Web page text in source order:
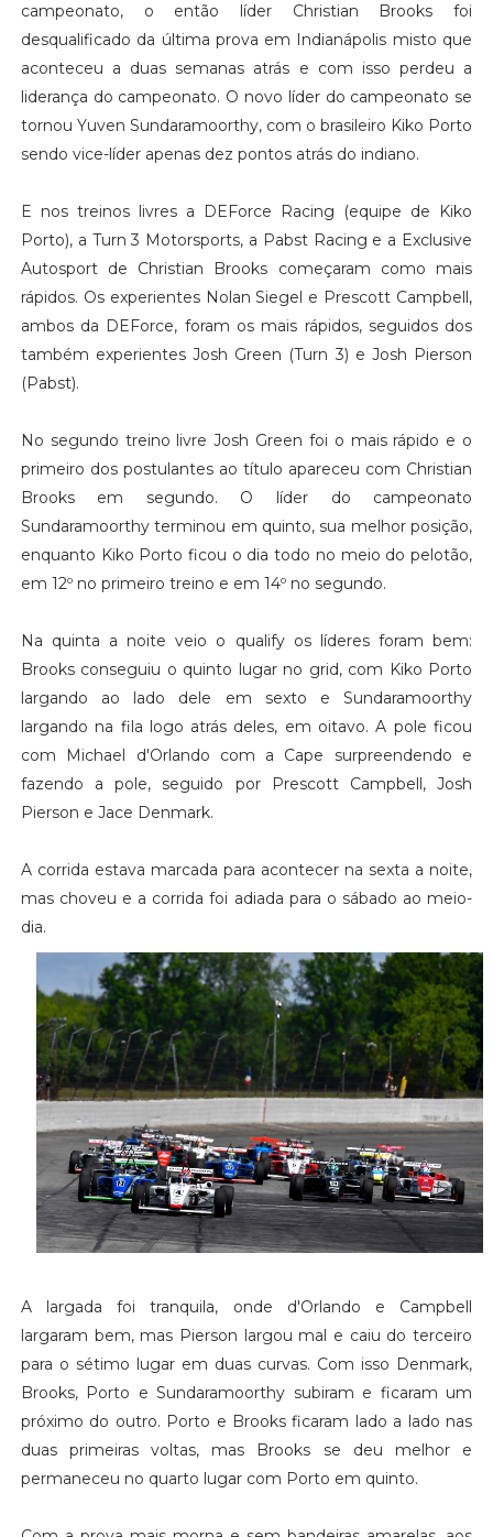
campeonato, o então líder Christian Brooks foi
desqualificado da última prova em Indianápolis misto que
aconteceu a duas semanas atrás e com isso perdeu a
liderança do campeonato. O novo líder do campeonato se
tornou Yuven Sundaramoorthy, com o brasileiro Kiko Porto
sendo vice-líder apenas dez pontos atrás do indiano.
E nos treinos livres a DEForce Racing (equipe de Kiko
Porto), a Turn 3 Motorsports, a Pabst Racing e a Exclusive
Autosport de Christian Brooks começaram como mais
rápidos. Os experientes Nolan Siegel e Prescott Campbell,
ambos da DEForce, foram os mais rápidos, seguidos dos
também experientes Josh Green (Turn 3) e Josh Pierson
(Pabst).
No segundo treino livre Josh Green foi o mais rápido e o
primeiro dos postulantes ao título apareceu com Christian
Brooks em segundo. O líder do campeonato
Sundaramoorthy terminou em quinto, sua melhor posição,
enquanto Kiko Porto ficou o dia todo no meio do pelotão,
em 12º no primeiro treino e em 14º no segundo.
Na quinta a noite veio o qualify os líderes foram bem:
Brooks conseguiu o quinto lugar no grid, com Kiko Porto
largando ao lado dele em sexto e Sundaramoorthy
largando na fila logo atrás deles, em oitavo. A pole ficou
com Michael d'Orlando com a Cape surpreendendo e
fazendo a pole, seguido por Prescott Campbell, Josh
Pierson e Jace Denmark.
A corrida estava marcada para acontecer na sexta a noite,
mas choveu e a corrida foi adiada para o sábado ao meio-
dia.
A largada foi tranquila, onde d'Orlando e Campbell
largaram bem, mas Pierson largou mal e caiu do terceiro
para o sétimo lugar em duas curvas. Com isso Denmark,
Brooks, Porto e Sundaramoorthy subiram e ficaram um
próximo do outro. Porto e Brooks ficaram lado a lado nas
duas primeiras voltas, mas Brooks se deu melhor e
permaneceu no quarto lugar com Porto em quinto.